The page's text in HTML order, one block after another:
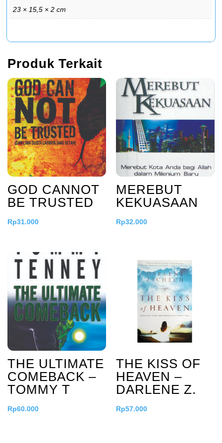
23 × 15,5 × 2 cm
Produk Terkait
GOD CANNOT
BE TRUSTED
Rp31.000
MEREBUT
KEKUASAAN
Rp32.000
THE ULTIMATE
COMEBACK –
TOMMY T
Rp60.000
THE KISS OF
HEAVEN –
DARLENE Z.
Rp57.000